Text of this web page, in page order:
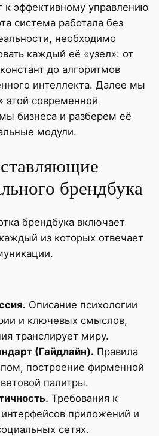
эффективному управлению
система работала без
необходимо
каждый её «узел»: от
до алгоритмов
интеллекта. Далее мы
этой современной
бизнеса и разберем её
модули.
брендбука
брендбука включает
из которых отвечает
Описание психологии
и ключевых смыслов,
транслирует миру.
(Гайдлайн). Правила
построение фирменной
палитры.
Требования к
интерфейсов приложений и
сетях.